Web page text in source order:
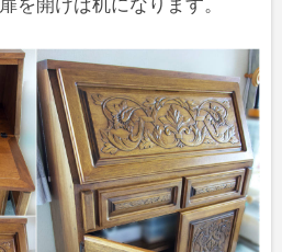
を開けば机になります。